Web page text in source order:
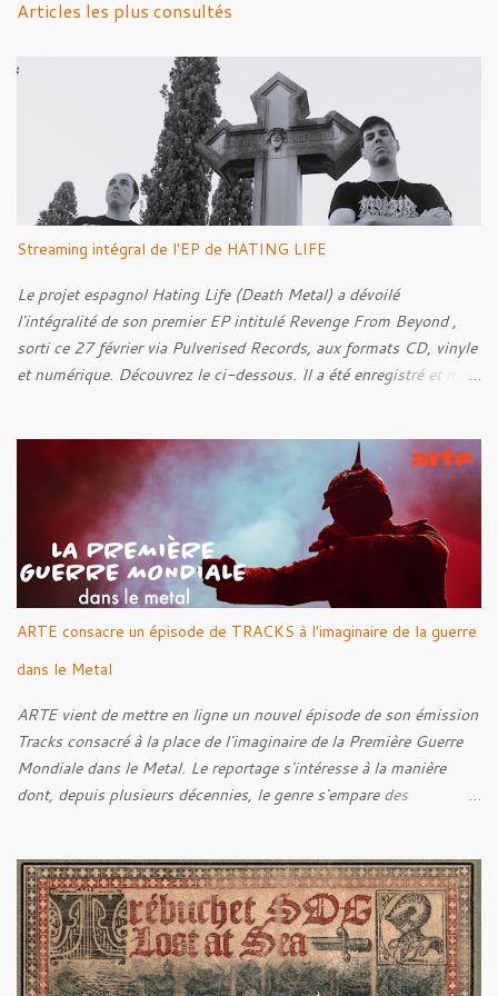
Articles les plus consultés
Streaming intégral de l'EP de HATING LIFE
Le projet espagnol Hating Life (Death Metal) a dévoilé
l'intégralité de son premier EP intitulé Revenge From Beyond ,
sorti ce 27 février via Pulverised Records, aux formats CD, vinyle
et numérique. Découvrez le ci-dessous. Il a été enregistré et mixé
Rebellion Against The Vile 05. Revenge From Beyond 06. The
Sense Of Fear
ARTE consacre un épisode de TRACKS à l'imaginaire de la guerre
dans le Metal
ARTE vient de mettre en ligne un nouvel épisode de son émission
Tracks consacré à la place de l'imaginaire de la Première Guerre
Mondiale dans le Metal. Le reportage s'intéresse à la manière
dont, depuis plusieurs décennies, le genre s'empare des
cette réflexion, Tracks est allé à la rencontre de Noise (
Kanonenfieber ) et de Dmytro Kumar ( 1914 ), qui reviennent sur
leur intérêt pour la Première Guerre mondiale. Le documentaire
donne également la parole au producteur Kristian "Kohle"
Kohlmannslehner, collaborateur de 1914 , ainsi qu'à l'historien